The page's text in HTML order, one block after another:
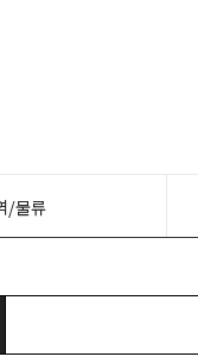
/물류